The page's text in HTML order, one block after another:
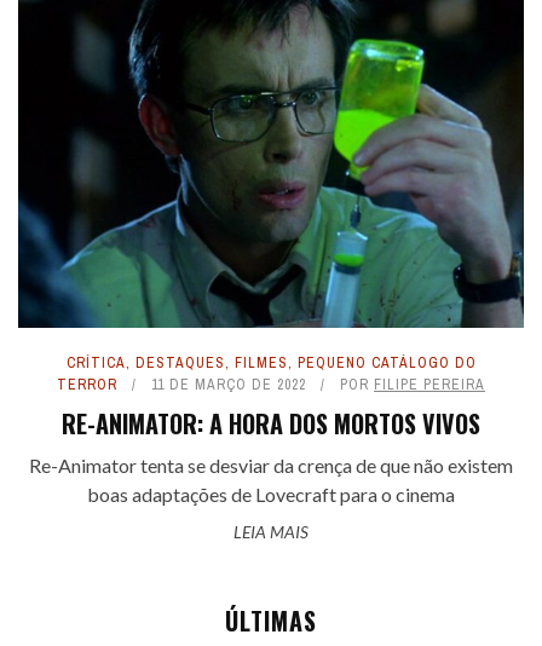
CRÍTICA, DESTAQUES, FILMES, PEQUENO CATÁLOGO DO
TERROR
11 DE MARÇO DE 2022 POR FILIPE PEREIRA
RE-ANIMATOR: A HORA DOS MORTOS VIVOS
Re-Animator tenta se desviar da crença de que não existem
boas adaptações de Lovecraft para o cinema
LEIA MAIS
ÚLTIMAS